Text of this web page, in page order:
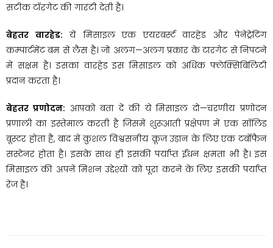
सटीक टॉरगेट की गारंटी देती है।
बेहतर वारहेड: ये मिसाइल एक एयरबर्स्ट वारहेड और पेनेट्रेटिंग
कम्पार्टमेंट बम से लैस है। जो अलग—अलग प्रकार के टारगेट से निपटने
में सक्षम है। इसका वारहेड इस मिसाइल को अधिक फ्लेक्सिबिलिटी
प्रदान करता है।
बेहतर प्रणोदन: आपको बता दें की ये मिसाइल दो—चरणीय प्रणोदन
प्रणाली का इस्तेमाल करती है जिसमें शुरूआती प्रक्षेपण में एक सॉलिड
बूस्टर होता है, बाद में कुशल विश्वसनीय क्रूज उड़ान के लिए एक टर्बोफैन
सस्टेनर होता है। इसके साथ ही इसकी पर्याप्त ईंधन क्षमता भी है। इस
मिसाइल की अपने मिशन उद्देश्यों को पूरा करने के लिए इसकी पर्याप्त
रेंज है।